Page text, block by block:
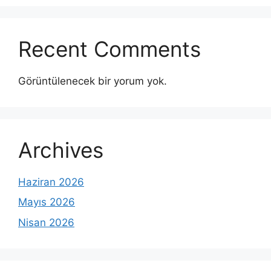
Recent Comments
Görüntülenecek bir yorum yok.
Archives
Haziran 2026
Mayıs 2026
Nisan 2026